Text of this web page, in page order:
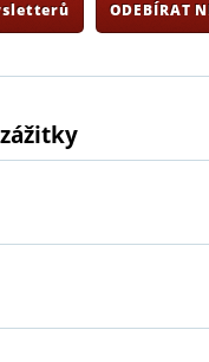
ODEBÍRAT